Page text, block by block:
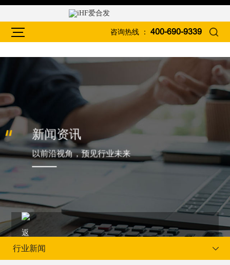
咨询热线 ： 400-690-9339
新闻资讯
以前沿视角，预见行业未来
行业新闻